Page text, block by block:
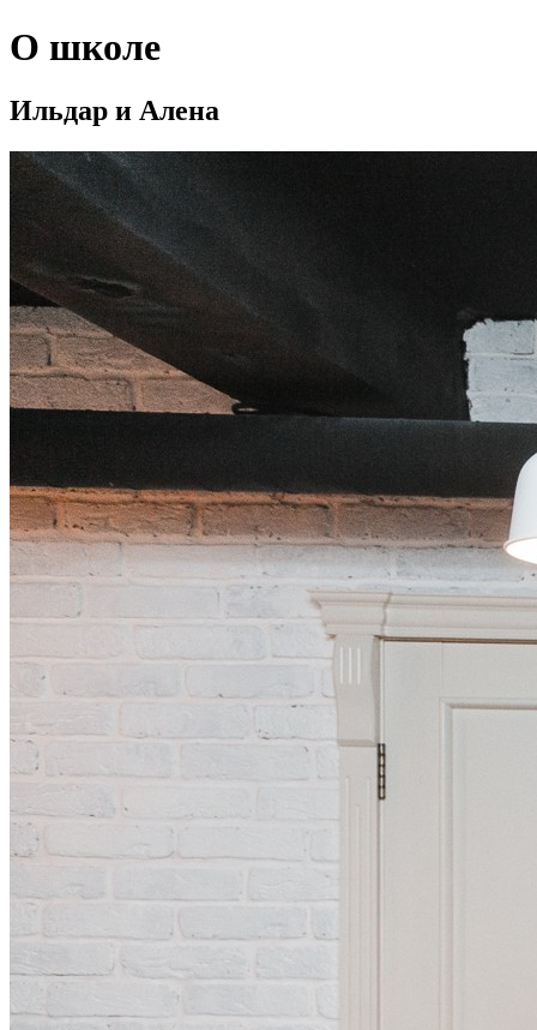
О школе
Ильдар и Алена